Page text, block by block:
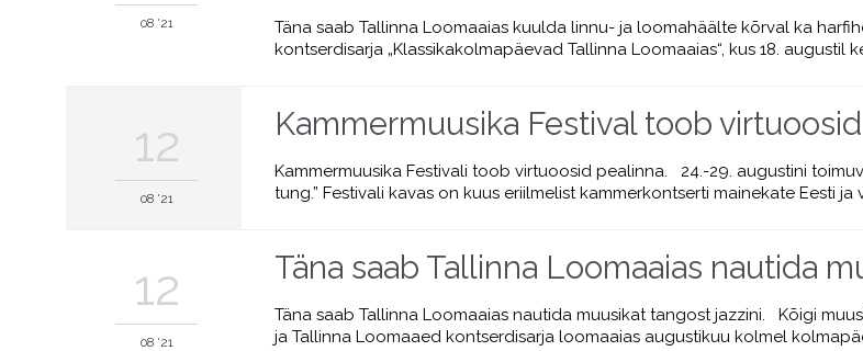
08 '21
Täna saab Tallinna Loomaaias kuulda linnu- ja loomahäälte kõrval ka
kontserdisarja „Klassikakolmapäevad Tallinna Loomaaias“, kus 18. augustil
12
08 '21
Kammermuusika Festival toob
Kammermuusika Festivali toob virtuoosid pealinna. 24.-29. augustini
tung.” Festivali kavas on kuus eriilmelist kammerkontserti mainekate Eesti ja
12
08 '21
Täna saab Tallinna Loomaaias nautida
Täna saab Tallinna Loomaaias nautida muusikat tangost jazzini. Kõigi
ja Tallinna Loomaaed kontserdisarja loomaaias augustikuu kolmel